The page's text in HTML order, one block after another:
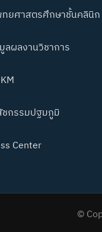
ยศาสตรศึกษาชั้นคลินิก
ลผลงานวิชาการ
ชกรรมปฐมภูมิ
Center
©